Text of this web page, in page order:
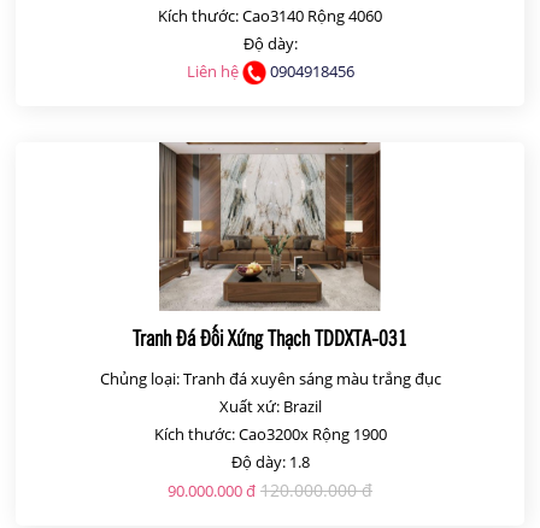
Kích thước: Cao3140 Rộng 4060
Độ dày:
Liên hệ
0904918456
Tranh Đá Đối Xứng Thạch TDDXTA-031
Chủng loại: Tranh đá xuyên sáng màu trắng đục
Xuất xứ: Brazil
Kích thước: Cao3200x Rộng 1900
Độ dày: 1.8
90.000.000 đ 120.000.000 đ